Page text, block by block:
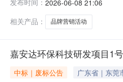
营销活动项目（重新采
率1东莞市报业集
发布时间： 2026-06-08 21:06
相关产品：
品牌营销活动
嘉安达环保科技研发项目1
中标｜废标公告 广东省｜东莞